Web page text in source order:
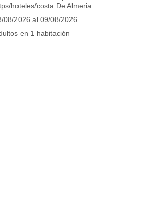
hoteles/costa De Almeria
08/2026 al 09/08/2026
en 1 habitación